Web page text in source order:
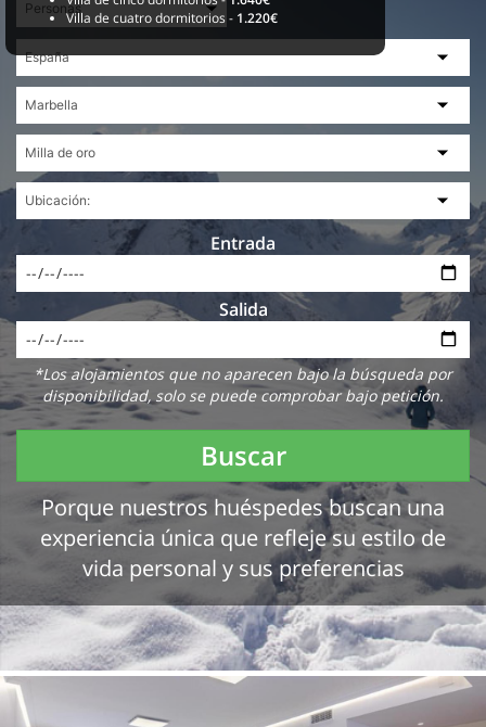
Entrada
Salida
*Los alojamientos que no aparecen bajo la búsqueda por
disponibilidad, solo se puede comprobar bajo petición.
Buscar
Porque nuestros huéspedes buscan una
experiencia única que refleje su estilo de
vida personal y sus preferencias
Villa de cuatro dormitorios - 1.220€